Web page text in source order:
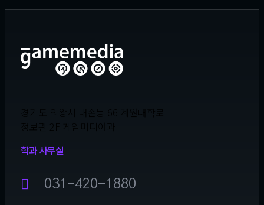
경기도 의왕시 내손동 66 계원대학로
정보관 2F 게임미디어과
학과 사무실
031-420-1880